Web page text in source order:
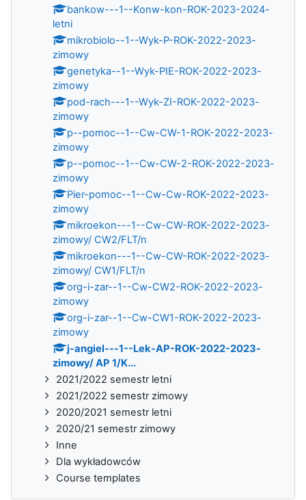
bankow---1--Konw-kon-ROK-2023-2024-
letni
mikrobiolo--1--Wyk-P-ROK-2022-2023-
zimowy
genetyka--1--Wyk-PIE-ROK-2022-2023-
zimowy
pod-rach---1--Wyk-ZI-ROK-2022-2023-
zimowy
p--pomoc--1--Cw-CW-1-ROK-2022-2023-
zimowy
p--pomoc--1--Cw-CW-2-ROK-2022-2023-
zimowy
Pier-pomoc--1--Cw-Cw-ROK-2022-2023-
zimowy
mikroekon---1--Cw-CW-ROK-2022-2023-
zimowy/ CW2/FLT/n
mikroekon---1--Cw-CW-ROK-2022-2023-
zimowy/ CW1/FLT/n
org-i-zar--1--Cw-CW2-ROK-2022-2023-
zimowy
org-i-zar--1--Cw-CW1-ROK-2022-2023-
zimowy
j-angiel---1--Lek-AP-ROK-2022-2023-
zimowy/ AP 1/K...
2021/2022 semestr letni
2021/2022 semestr zimowy
2020/2021 semestr letni
2020/21 semestr zimowy
Inne
Dla wykładowców
Course templates